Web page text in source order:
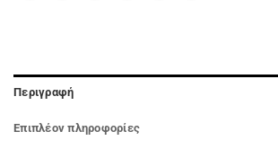
Περιγραφή
Επιπλέον πληροφορίες